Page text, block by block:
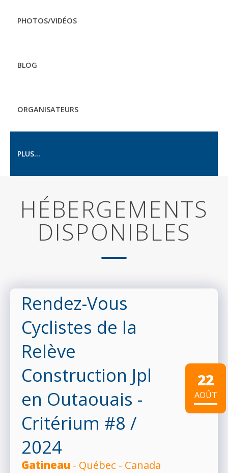
PHOTOS/VIDÉOS
BLOG
ORGANISATEURS
PLUS...
HÉBERGEMENTS
DISPONIBLES
Rendez-Vous
Cyclistes de la
Relève
Construction Jpl
en Outaouais -
Critérium #8 /
2024
Gatineau - Québec - Canada
22
AOÛT